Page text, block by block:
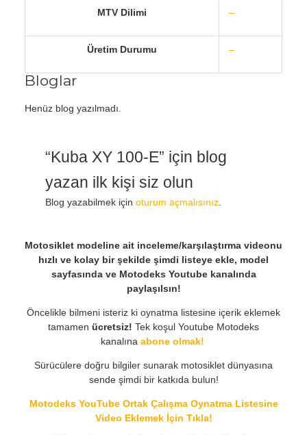
MTV Dilimi –
Üretim Durumu –
Bloglar
Henüz blog yazılmadı.
“Kuba XY 100-E” için blog
yazan ilk kişi siz olun
Blog yazabilmek için oturum açmalısınız.
Motosiklet modeline ait inceleme/karşılaştırma videonu
hızlı ve kolay bir şekilde şimdi listeye ekle, model
sayfasında ve Motodeks Youtube kanalında
paylaşılsın!
Öncelikle bilmeni isteriz ki oynatma listesine içerik eklemek
tamamen ücretsiz! Tek koşul Youtube Motodeks
kanalına abone olmak!
Sürücülere doğru bilgiler sunarak motosiklet dünyasına
sende şimdi bir katkıda bulun!
Motodeks YouTube Ortak Çalışma Oynatma Listesine
Video Eklemek İçin Tıkla!